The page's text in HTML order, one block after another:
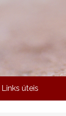
Links úteis